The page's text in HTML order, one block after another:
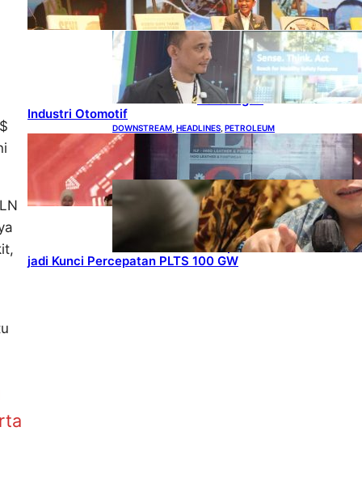
dan Kebijakan
HEADLINES
TECHNOLOGY
Teknologi
Keselamatan,
Penentu Baru
Persaingan
Industri Otomotif
DOWNSTREAM HEADLINES PETROLEUM
Terbuka, Peluang Usaha
bagi IKM Alas Kaki Lokal
ENERGY ,
HEADLINES ,
RENEWABLE
IESR:
Kepemimpina
n Terpadu
jadi Kunci Percepatan PLTS 100 GW